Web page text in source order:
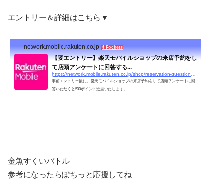
エントリー＆詳細はこちら▼
network.mobile.rakuten.co.jp 4 Pockets
【要エントリー】楽天モバイルショップの来店予約をし
て店頭アンケートに回答する...
https://network.mobile.rakuten.co.jp/shop/reservation-questionnaire/
事前エントリー後に、楽天モバイルショップの来店予約をして店頭アンケートに回
答いただくと500ポイント進呈いたします。
金魚すくいバトル
参考になったらぽちっと応援してね